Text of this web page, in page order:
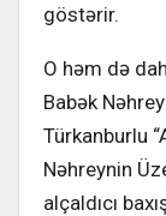
göstərir.
O həm də
Babək
Türkanburlu
Nəhreynin
alçaldıcı